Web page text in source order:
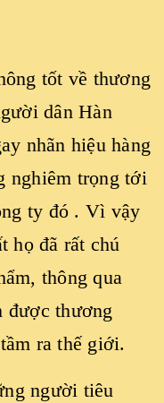
tốt về thương
dân Hàn
nhãn hiệu hàng
nghiêm trọng tới
ty đó . Vì vậy
họ đã rất chú
thông qua
được thương
ra thế giới.
người tiêu